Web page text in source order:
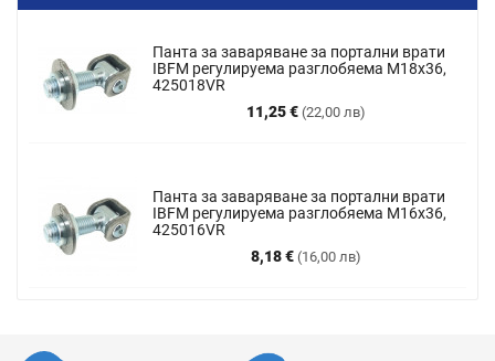
Панта за заваряване за портални врати
IBFM регулируема разглобяема M18x36,
425018VR
11,25 € (22,00 лв)
Цена
Панта за заваряване за портални врати
IBFM регулируема разглобяема М16х36,
425016VR
8,18 € (16,00 лв)
Цена